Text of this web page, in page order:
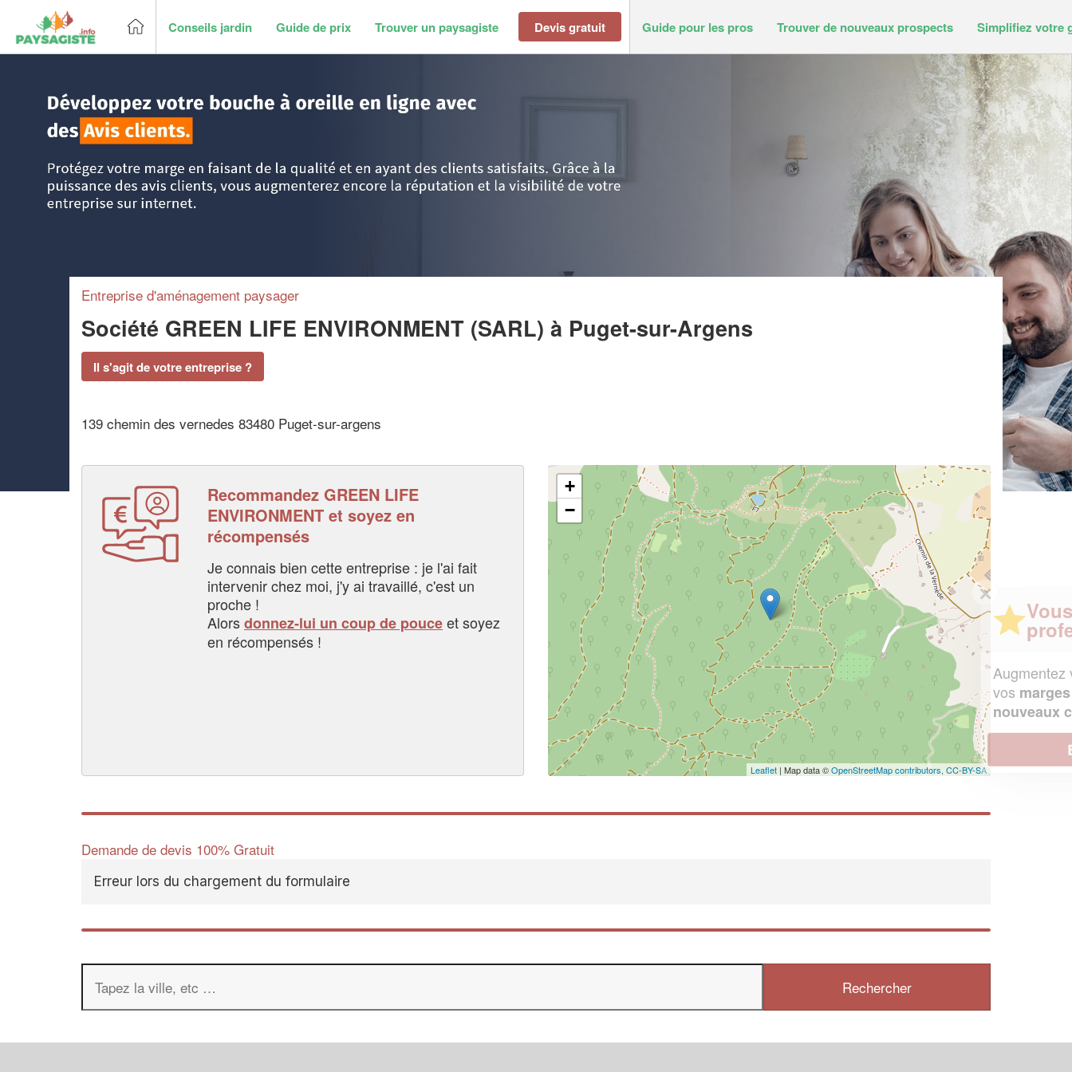
Conseils jardin Guide de prix Trouver un paysagiste Devis gratuit Guide pour les pros Trouver de nouveaux prospects Simplifiez votre
Entreprise d'aménagement paysager
Société GREEN LIFE ENVIRONMENT (SARL) à Puget-sur-Argens
Il s'agit de votre entreprise ?
139 chemin des vernedes 83480 Puget-sur-argens
Recommandez GREEN LIFE
ENVIRONMENT et soyez en
récompensés
Je connais bien cette entreprise : je l'ai fait
intervenir chez moi, j'y ai travaillé, c'est un
proche !
Alorsdonnez-lui un coup de pouceet soyez
en récompensés !
+
−
Leaflet | Map data ©OpenStreetMap contributors, CC-BY-SA
Demande de devis 100% Gratuit
Erreur lors du chargement du formulaire
✕
Vous êtes un
professionnel ?
Augmentez votre chiffre d'affaireset
vos
marges
tout en gagnant de
nouveaux clients!
En savoir plus